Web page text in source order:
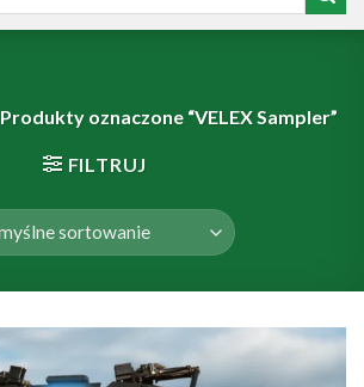
Produkty oznaczone “VELEX Sampler”
FILTRUJ